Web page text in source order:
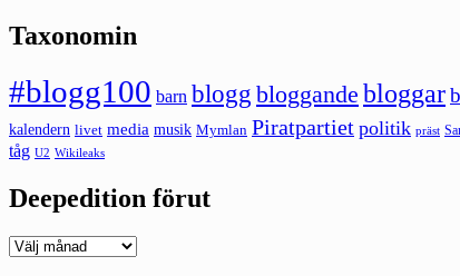
Taxonomin
#blogg100 barn blogg bloggande bloggar
kalendern livet media musik Mymlan Piratpartiet politik präst
tåg U2 Wikileaks
Deepedition förut
Deepedition